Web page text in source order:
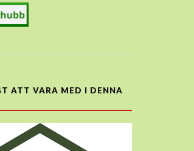
ATT VARA MED I DENNA